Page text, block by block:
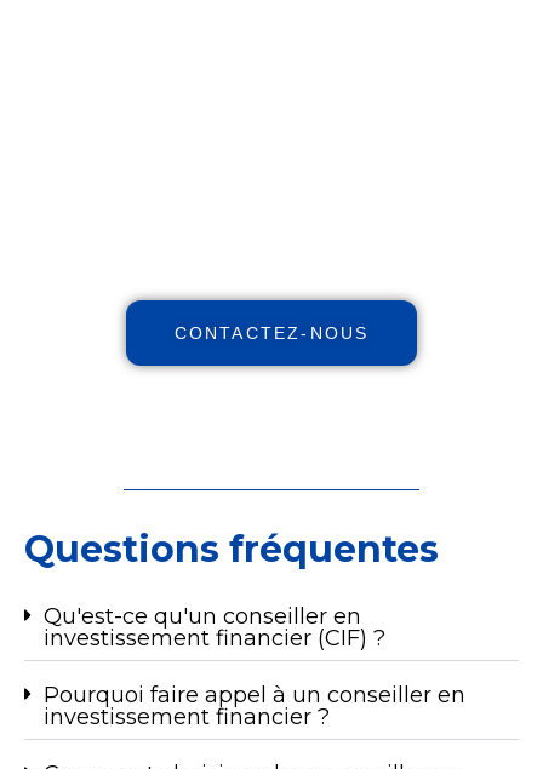
CONTACTEZ-NOUS
Questions fréquentes
Qu'est-ce qu'un conseiller en
investissement financier (CIF) ?
Pourquoi faire appel à un conseiller en
investissement financier ?